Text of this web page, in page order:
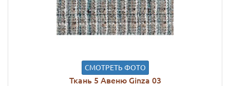
СМОТРЕТЬ ФОТО
Ткань 5 Авеню Ginza 03